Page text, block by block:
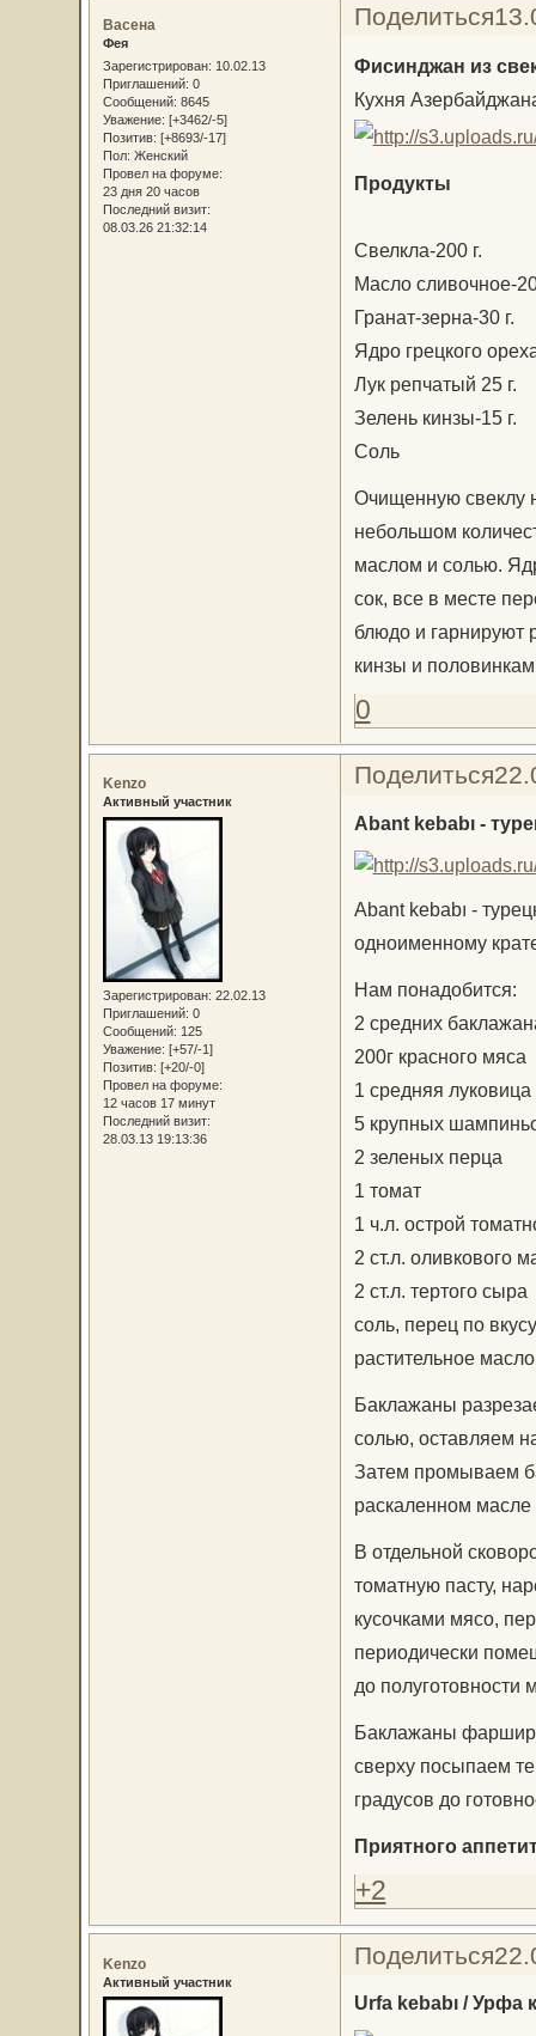
Поделиться
Васена
Фея
Зарегистрирован: 10.02.13
Приглашений: 0
Сообщений: 8645
Уважение: [+3462/-5]
Позитив: [+8693/-17]
Пол: Женский
Провел на форуме:
23 дня 20 часов
Последний визит:
08.03.26 21:32:14
Фисинджан из
Кухня
Продукты
Свелкла-200 г.
Масло сливочное-20
Гранат-зерна-30 г.
Ядро грецкого
Лук репчатый 25 г.
Зелень кинзы-15 г.
Соль
Очищенную свеклу
небольшом
маслом и солью.
сок, все в месте
блюдо и гарнируют
кинзы и
0
Поделиться
Kenzo
Активный участник
Зарегистрирован: 22.02.13
Приглашений: 0
Сообщений: 125
Уважение: [+57/-1]
Позитив: [+20/-0]
Провел на форуме:
12 часов 17 минут
Последний визит:
28.03.13 19:13:36
Abant kebabı -
Abant kebabı -
одноименному
Нам понадобится:
2 средних
200г красного мяса
1 средняя луковица
5 крупных
2 зеленых перца
1 томат
1 ч.л. острой
2 ст.л. оливкового
2 ст.л. тертого сыра
соль, перец по вкусу
растительное масло
Баклажаны
солью, оставляем
Затем промываем
раскаленном масле
В отдельной
томатную пасту,
кусочками мясо,
периодически
до
Баклажаны
сверху посыпаем
градусов до
Приятного
+2
Поделиться
Kenzo
Активный участник
Urfa kebabı / Урфа